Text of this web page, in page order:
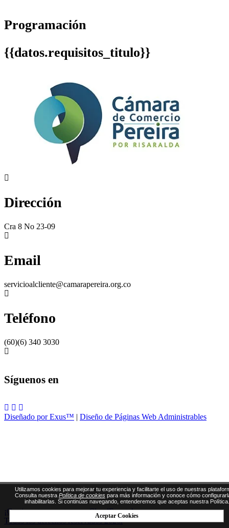
Programación
{{datos.requisitos_titulo}}
Dirección
Cra 8 No 23-09
Email
servicioalcliente@camarapereira.org.co
Teléfono
(60)(6) 340 3030
Síguenos en
Diseñado por Exus™ | Diseño de Páginas Web Administrables
¡Gestiona tus eventos con CloudEvents!
Todos los derechos reservados 2026.
Utilizamos cookies para mejorar tu experiencia y facilitarte el uso de nuestras
Consulta nuestra Política de cookies para más información y conoce cómo
inhabilitarlas. Si continúas navegando, entenderemos que aceptas nuestra Política.
Aceptar Cookies